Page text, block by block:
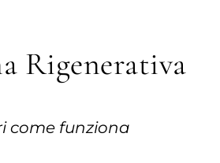
Rigenerativa
come funziona